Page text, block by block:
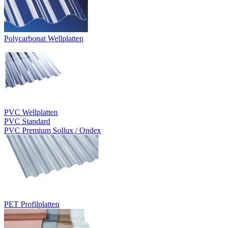
Polycarbonat Wellplatten
PVC Wellplatten
PVC Standard
PVC Premium Sollux / Ondex
PET Profilplatten